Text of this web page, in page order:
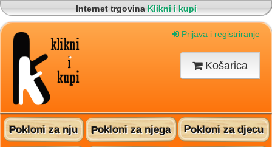
Internet trgovina Klikni i kupi
Korisnički servis095 815 60 16
Brza i sigurna dostava na vašu adresu
Pronađite nas na Facebooku!
Pokloni za nju Pokloni za njega Pokloni za djecu
Prijava i registriranje
Košarica